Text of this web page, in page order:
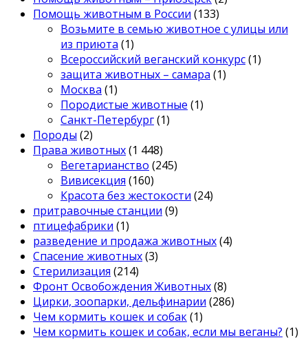
Помощь животным в России (133)
Возьмите в семью животное с улицы или
из приюта (1)
Всероссийский веганский конкурс(1)
защита животных – самара (1)
Москва (1)
Породистые животные (1)
Санкт-Петербург(1)
Породы (2)
Права животных(1 448)
Вегетарианство (245)
Вивисекция (160)
Красота без жестокости (24)
притравочные станции (9)
птицефабрики (1)
разведение и продажа животных(4)
Спасение животных(3)
Стерилизация (214)
Фронт Освобождения Животных(8)
Цирки, зоопарки, дельфинарии (286)
Чем кормить кошек и собак(1)
Чем кормить кошек и собак, если мы веганы? (1)